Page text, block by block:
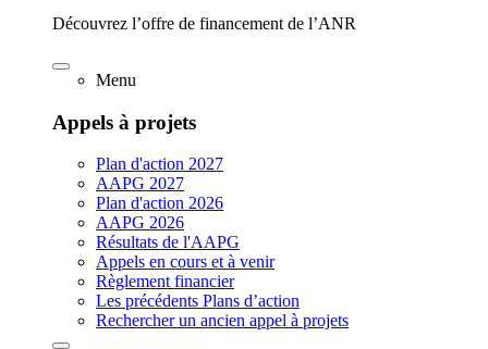
Découvrez l’offre de financement de l’ANR
Menu
Appels à projets
Plan d'action 2027
AAPG 2027
Plan d'action 2026
AAPG 2026
Résultats de l'AAPG
Appels en cours et à venir
Règlement financier
Les précédents Plans d’action
Rechercher un ancien appel à projets